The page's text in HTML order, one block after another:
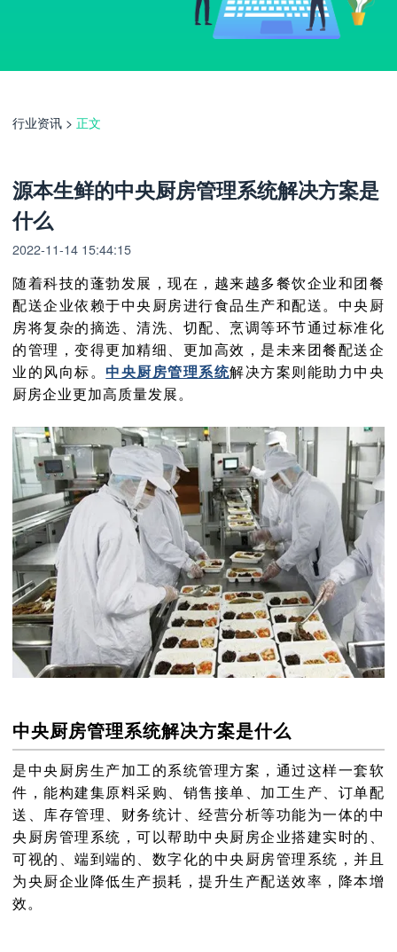
行业资讯 >正文
源本生鲜的中央厨房管理系统解决方案是
什么
2022-11-14 15:44:15
随着科技的蓬勃发展，现在，越来越多餐饮企业和团餐
配送企业依赖于中央厨房进行食品生产和配送。中央厨
房将复杂的摘选、清洗、切配、烹调等环节通过标准化
的管理，变得更加精细、更加高效，是未来团餐配送企
业的风向标。中央厨房管理系统解决方案则能助力中央
厨房企业更加高质量发展。
中央厨房管理系统解决方案是什么
是中央厨房生产加工的系统管理方案，通过这样一套软
件，能构建集原料采购、销售接单、加工生产、订单配
送、库存管理、财务统计、经营分析等功能为一体的中
央厨房管理系统，可以帮助中央厨房企业搭建实时的、
可视的、端到端的、数字化的中央厨房管理系统，并且
为央厨企业降低生产损耗，提升生产配送效率，降本增
效。